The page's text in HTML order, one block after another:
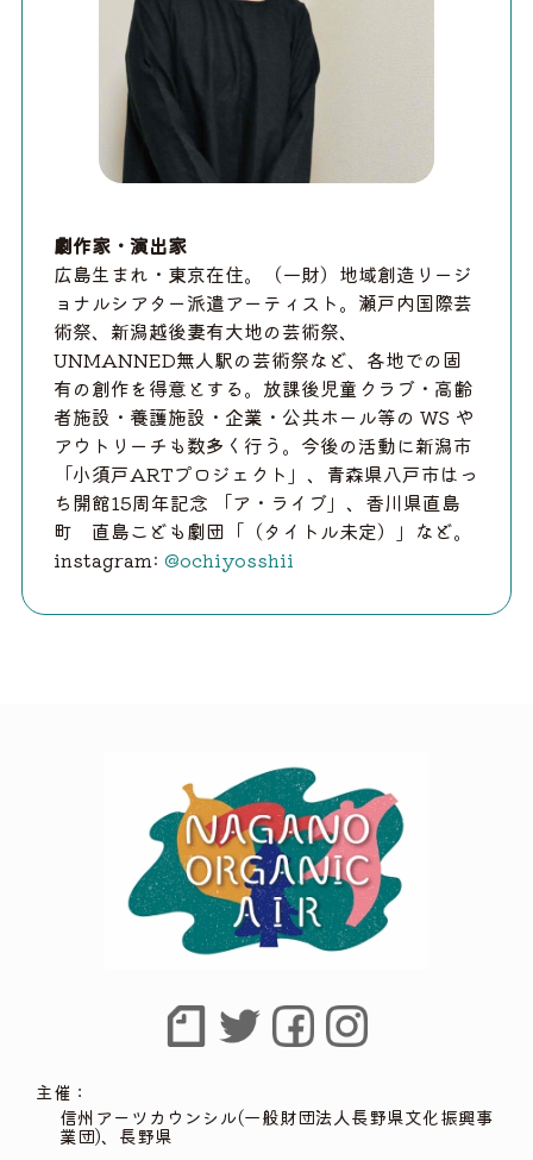
劇作家・演出家
広島⽣まれ・東京在住。（⼀財）地域創造リージ
ョナルシアター派遣アーティスト。瀬戸内国際芸
術祭、新潟越後妻有大地の芸術祭、
UNMANNED無⼈駅の芸術祭など、各地での固
有の創作を得意とする。放課後児童クラブ・⾼齢
者施設・養護施設・企業・公共ホール等の WS や
アウトリーチも数多く⾏う。今後の活動に新潟市
「小須戸ARTプロジェクト」、⻘森県⼋⼾市はっ
ち開館15周年記念 「ア・ライブ」、香川県直島
町 直島こども劇団「（タイトル未定）」など。
instagram: @ochiyosshii
主催：
信州アーツカウンシル(一般財団法人長野県文化振興事
業団)、長野県